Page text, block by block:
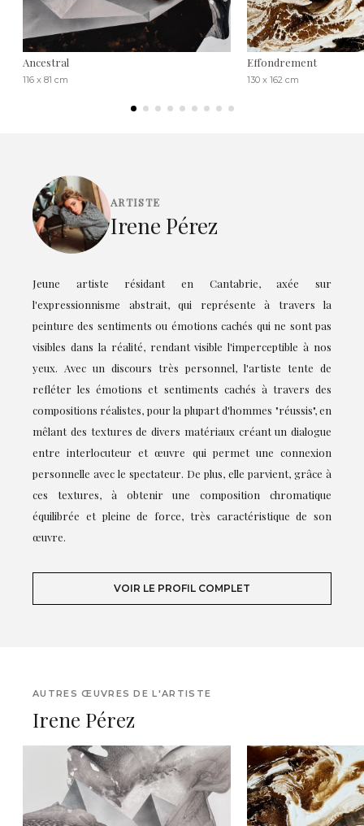
Ancestral
116 x 81 cm
Effondrement
130 x 162 cm
ARTISTE
Irene Pérez
Jeune artiste résidant en Cantabrie, axée sur
l'expressionnisme abstrait, qui représente à travers la
peinture des sentiments ou émotions cachés qui ne sont pas
visibles dans la réalité, rendant visible l'imperceptible à nos
yeux. Avec un discours très personnel, l'artiste tente de
refléter les émotions et sentiments cachés à travers des
compositions réalistes, pour la plupart d'hommes "réussis", en
mêlant des textures de divers matériaux créant un dialogue
entre interlocuteur et œuvre qui permet une connexion
personnelle avec le spectateur. De plus, elle parvient, grâce à
ces textures, à obtenir une composition chromatique
équilibrée et pleine de force, très caractéristique de son
œuvre.
VOIR LE PROFIL COMPLET
AUTRES ŒUVRES DE L'ARTISTE
Irene Pérez